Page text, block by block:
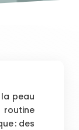
peau
routine
: des